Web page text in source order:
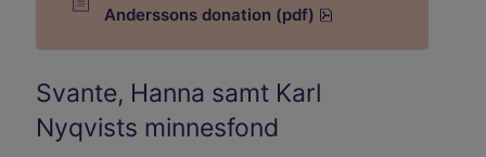
Anderssons donation (pdf)
Svante, Hanna samt Karl
Nyqvists minnesfond